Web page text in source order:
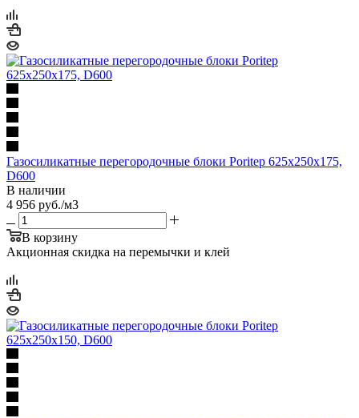
Газосиликатные перегородочные блоки Poritep 625х250х175,
D600
В наличии
4 956 руб./м3
В корзину
Акционная скидка на перемычки и клей